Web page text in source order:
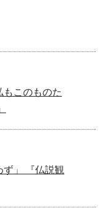
もこのものた
ず」 『仏説観